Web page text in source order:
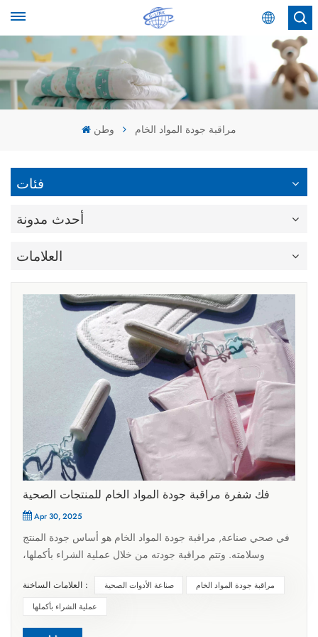
عربي
English
وطن مراقبة جودة المواد الخام
فئات
أحدث مدونة
العلامات
فك شفرة مراقبة جودة المواد الخام للمنتجات الصحية
Apr 30, 2025
في صحي صناعة, مراقبة جودة المواد الخام هو أساس جودة المنتج
وسلامته. وتتم مراقبة جودته من خلال عملية الشراء بأكملها،
وسمعة العلامة التجارية.المشتريات هي أساس الدفاع. ينبغي على
الشركات بناء نظام صارم لفحص الموردين، وإجراء تقييمات شاملة
العلامات الساخنة : صناعة الأدوات الصحية
مراقبة جودة المواد الخام
عملية الشراء بأكملها